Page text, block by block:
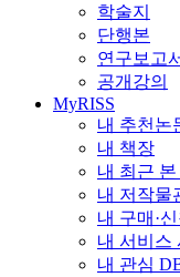
학술지
단행본
연구보고
공개강의
MyRISS
내 추천논
내 책장
내 최근 본
내 저작물
내 구매·
내 서비스
내 관심